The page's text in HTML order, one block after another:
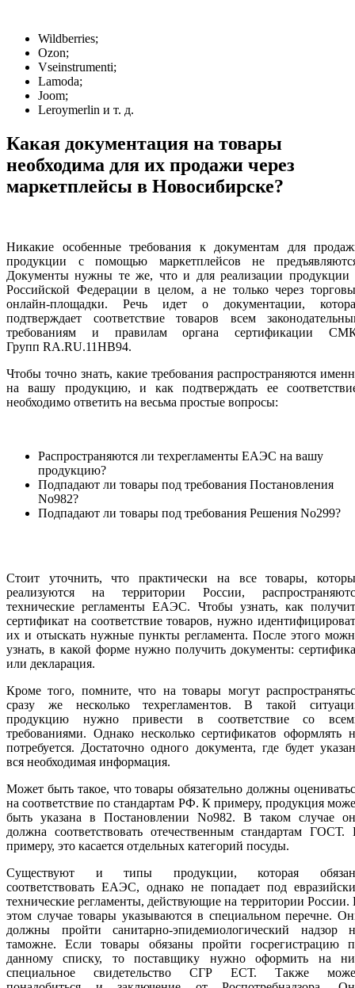
Wildberries;
Ozon;
Vseinstrumenti;
Lamoda;
Joom;
Leroymerlin и т. д.
Какая документация на товары
необходима для их продажи через
маркетплейсы в Новосибирске?
Никакие особенные требования к документам для
продукции с помощью маркетплейсов не
Документы нужны те же, что и для реализации продукции
Российской Федерации в целом, а не только через
онлайн-площадки. Речь идет о документации,
подтверждает соответствие товаров всем
требованиям и правилам органа сертификации
Групп RA.RU.11НВ94.
Чтобы точно знать, какие требования распространяются
на вашу продукцию, и как подтверждать ее
необходимо ответить на весьма простые вопросы:
Распространяются ли техрегламенты ЕАЭС на вашу
продукцию?
Подпадают ли товары под требования Постановления
No982?
Подпадают ли товары под требования Решения No299?
Стоит уточнить, что практически на все товары,
реализуются на территории России,
технические регламенты ЕАЭС. Чтобы узнать, как
сертификат на соответствие товаров, нужно
их и отыскать нужные пункты регламента. После этого
узнать, в какой форме нужно получить документы:
или декларация.
Кроме того, помните, что на товары могут
сразу же несколько техрегламентов. В такой
продукцию нужно привести в соответствие со
требованиями. Однако несколько сертификатов оформлять
потребуется. Достаточно одного документа, где будет
вся необходимая информация.
Может быть такое, что товары обязательно должны
на соответствие по стандартам РФ. К примеру, продукция
быть указана в Постановлении No982. В таком случае
должна соответствовать отечественным стандартам ГОСТ.
примеру, это касается отдельных категорий посуды.
Существуют и типы продукции, которая
соответствовать ЕАЭС, однако не попадает под
технические регламенты, действующие на территории России.
этом случае товары указываются в специальном перечне.
должны пройти санитарно-эпидемиологический надзор
таможне. Если товары обязаны пройти госрегистрацию
данному списку, то поставщику нужно оформить на
специальное свидетельство СГР ЕСТ. Также